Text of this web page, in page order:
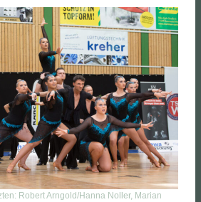
Robert Arngold/Hanna Noller, Marian